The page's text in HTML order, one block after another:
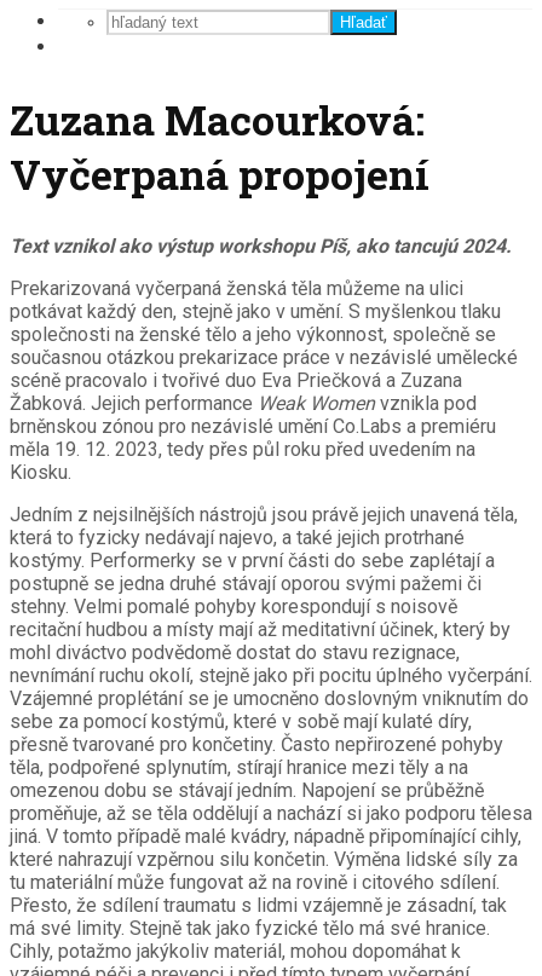
Hľadať
Zuzana Macourková:
Vyčerpaná propojení
Text vznikol ako výstup workshopu Píš, ako tancujú 2024.
Prekarizovaná vyčerpaná ženská těla můžeme na ulici
potkávat každý den, stejně jako v umění. S myšlenkou tlaku
společnosti na ženské tělo a jeho výkonnost, společně se
současnou otázkou prekarizace práce v nezávislé umělecké
scéně pracovalo i tvořivé duo Eva Priečková a Zuzana
Žabková. Jejich performance Weak Womenvznikla pod
brněnskou zónou pro nezávislé umění Co.Labs a premiéru
měla 19. 12. 2023, tedy přes půl roku před uvedením na
Kiosku.
Jedním z nejsilnějších nástrojů jsou právě jejich unavená těla,
která to fyzicky nedávají najevo, a také jejich protrhané
kostýmy. Performerky se v první části do sebe zaplétají a
postupně se jedna druhé stávají oporou svými pažemi či
stehny. Velmi pomalé pohyby korespondují s noisově
recitační hudbou a místy mají až meditativní účinek, který by
mohl diváctvo podvědomě dostat do stavu rezignace,
nevnímání ruchu okolí, stejně jako při pocitu úplného vyčerpání.
Vzájemné proplétání se je umocněno doslovným vniknutím do
sebe za pomocí kostýmů, které v sobě mají kulaté díry,
přesně tvarované pro končetiny. Často nepřirozené pohyby
těla, podpořené splynutím, stírají hranice mezi těly a na
omezenou dobu se stávají jedním. Napojení se průběžně
proměňuje, až se těla oddělují a nachází si jako podporu tělesa
jiná. V tomto případě malé kvádry, nápadně připomínající cihly,
které nahrazují vzpěrnou silu končetin. Výměna lidské síly za
tu materiální může fungovat až na rovině i citového sdílení.
Přesto, že sdílení traumatu s lidmi vzájemně je zásadní, tak
má své limity. Stejně tak jako fyzické tělo má své hranice.
Cihly, potažmo jakýkoliv materiál, mohou dopomáhat k